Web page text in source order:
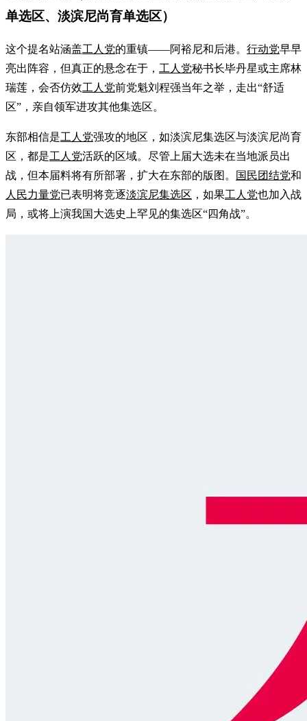
单选区、淡滨尼尚育单选区）
这个提名站涵盖工人党的重镇——阿裕尼和后港。 行动党早早
亮出阵容，但真正的悬念在于， 工人党秘书长毕丹星或主席林
瑞莲，会否仿效工人党前党魁刘程强当年之举，走出“舒适
区”，亲自领军进攻其他集选区。
东部相信是工人党强攻的地区，如淡滨尼集选区与淡滨尼尚育
区，都是工人党活跃的区域。尽管上届大选未在当地派员出
战，但本届料将有所部署，扩大在东部的版图。
国民团结党和
人民力量党已表明将竞逐淡滨尼集选区 ，如果工人党也加入战
局，或将上演我国大选史上罕见的集选区“四角战”。